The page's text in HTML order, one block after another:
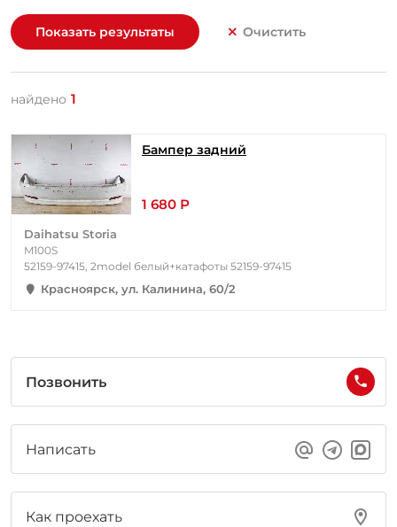
Показать результаты Очистить
найдено 1
Бампер задний
1 680 Р
Daihatsu Storia
M100S
52159-97415, 2model белый+катафоты 52159-97415
Красноярск, ул. Калинина, 60/2
Позвонить
Написать
Как проехать